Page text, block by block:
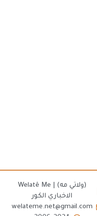
(ولاتي مه) | Welatê Me
الاخباري الكور
welateme.net@gmail.com